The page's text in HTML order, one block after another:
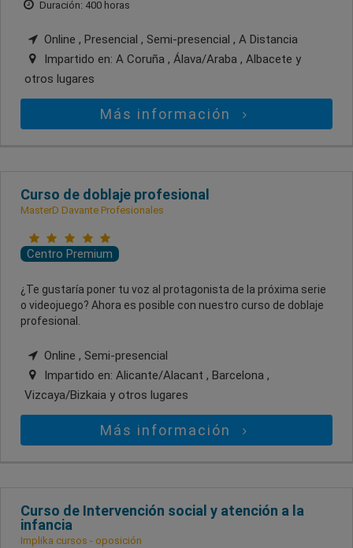
Duración: 400 horas
Online , Presencial , Semi-presencial , A Distancia
Impartido en: A Coruña , Álava/Araba , Albacete y
otros lugares
Más información
Curso de doblaje profesional
MasterD Davante Profesionales
Centro Premium
¿Te gustaría poner tu voz al protagonista de la próxima serie
o videojuego? Ahora es posible con nuestro curso de doblaje
profesional.
Online , Semi-presencial
Impartido en: Alicante/Alacant , Barcelona ,
Vizcaya/Bizkaia y otros lugares
Más información
Curso de Intervención social y atención a la
infancia
Implika cursos - oposición